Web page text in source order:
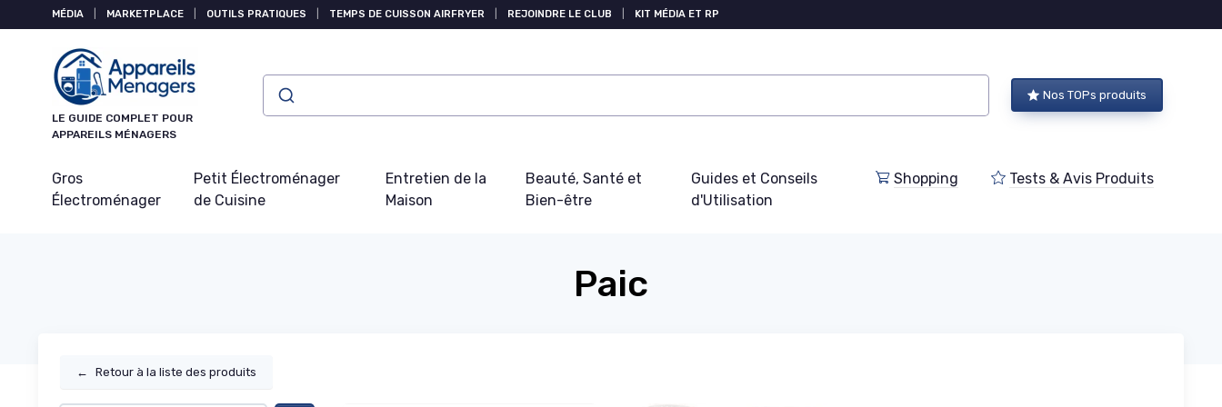
MÉDIA MARKETPLACE OUTILS PRATIQUES TEMPS DE CUISSON AIRFRYER REJOINDRE LE CLUB KIT MÉDIA ET RP
LE GUIDE COMPLET POUR
APPAREILS MÉNAGERS
Nos TOPs produits
Gros
Électroménager
Petit Électroménager
de Cuisine
Entretien de la
Maison
Beauté, Santé et
Bien-être
Guides et Conseils
d'Utilisation
Shopping Tests & Avis Produits
Paic
← Retour à la liste des produits
Panneau de gestion des cookies